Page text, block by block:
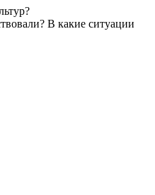
В какие ситуации